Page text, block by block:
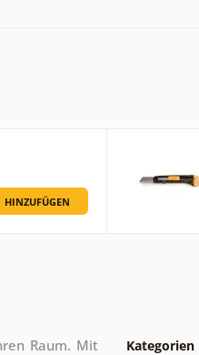
HINZUFÜGEN
Raum. Mit
Kategorien